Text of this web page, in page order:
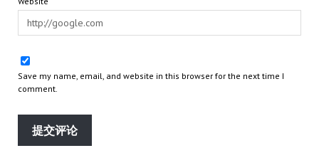
Save my name, email, and website in this browser for the next time I
comment.